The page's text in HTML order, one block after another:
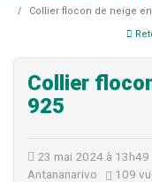
Collier flocon de neige
Collier
925
23 mai 2024 à 13h49
Antananarivo
109